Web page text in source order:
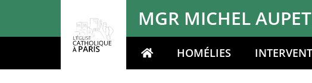
MGR MICHEL
Votre rechercheHOMÉLIES